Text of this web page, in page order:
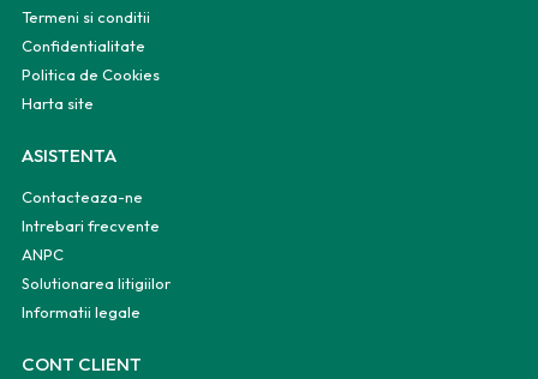
Termeni si conditii
Confidentialitate
Politica de Cookies
Harta site
ASISTENTA
Contacteaza-ne
Intrebari frecvente
ANPC
Solutionarea litigiilor
Informatii legale
CONT CLIENT